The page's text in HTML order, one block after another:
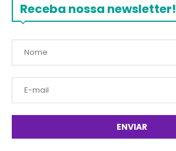
Receba nossa newsletter!